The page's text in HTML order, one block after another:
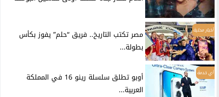
أخبار محلية
مصر تكتب التاريخ.. فريق “حلم” يفوز بكأس
بطولة...
أي خدمة
أوبو تطلق سلسلة رينو 16 في المملكة
العربية...